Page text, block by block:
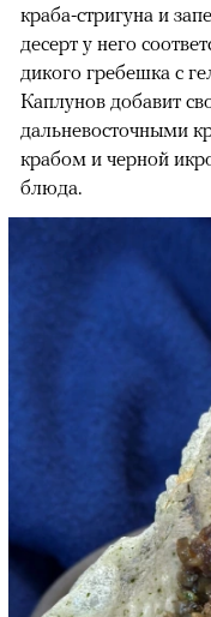
краба-стригуна и
десерт у него
дикого гребешка с
Каплунов добавит
дальневосточными
крабом и черной
блюда.